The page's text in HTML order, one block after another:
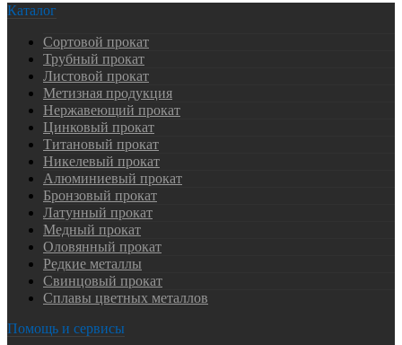
Каталог
Сортовой прокат
Трубный прокат
Листовой прокат
Метизная продукция
Нержавеющий прокат
Цинковый прокат
Титановый прокат
Никелевый прокат
Алюминиевый прокат
Бронзовый прокат
Латунный прокат
Медный прокат
Оловянный прокат
Редкие металлы
Свинцовый прокат
Сплавы цветных металлов
Помощь и сервисы